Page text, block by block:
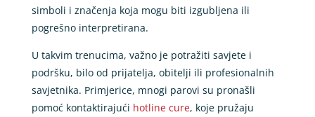
simboli i značenja koja mogu biti izgubljena ili
pogrešno interpretirana.
U takvim trenucima, važno je potražiti savjete i
podršku, bilo od prijatelja, obitelji ili profesionalnih
savjetnika. Primjerice, mnogi parovi su pronašli
pomoć kontaktirajući hotline cure, koje pružaju